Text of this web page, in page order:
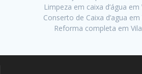
Limpeza em caixa d’água
Conserto de Caixa d’agua
Reforma completa em